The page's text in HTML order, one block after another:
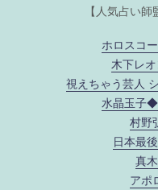
【人気占い
ホロスコ
木下レ
視えちゃう芸人
水晶玉子
村野
日本最
真
アポ